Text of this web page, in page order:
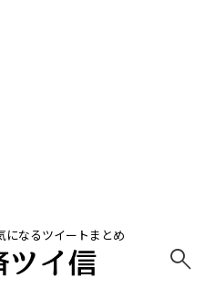
になるツイートまとめ